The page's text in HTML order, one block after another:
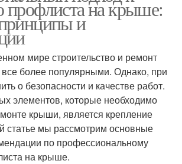
профлиста на крыше:
и
мире строительство и ремонт
более популярными. Однако, при
о безопасности и качестве работ.
элементов, которые необходимо
крыши, является крепление
статье мы рассмотрим основные
по профессиональному
на крыше.